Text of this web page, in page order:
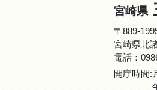
宮崎県
〒889-
宮崎県北
電話：
開庁時間: